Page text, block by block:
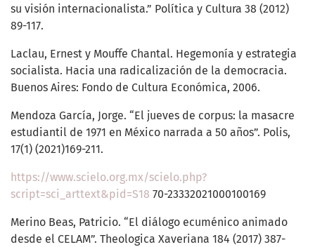
su visión internacionalista.” Política y Cultura 38 (2012)
89-117.
Laclau, Ernest y Mouffe Chantal. Hegemonía y estrategia
socialista. Hacia una radicalización de la democracia.
Buenos Aires: Fondo de Cultura Económica, 2006.
Mendoza García, Jorge. “El jueves de corpus: la masacre
estudiantil de 1971 en México narrada a 50 años”. Polis,
17(1) (2021)169-211.
https://www.scielo.org.mx/scielo.php?
script=sci_arttext&pid=S18 70-23332021000100169
Merino Beas, Patricio. “El diálogo ecuménico animado
desde el CELAM”. Theologica Xaveriana 184 (2017) 387-